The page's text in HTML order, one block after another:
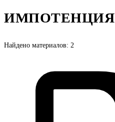
ИМПОТЕНЦИЯ
Найдено материалов: 2